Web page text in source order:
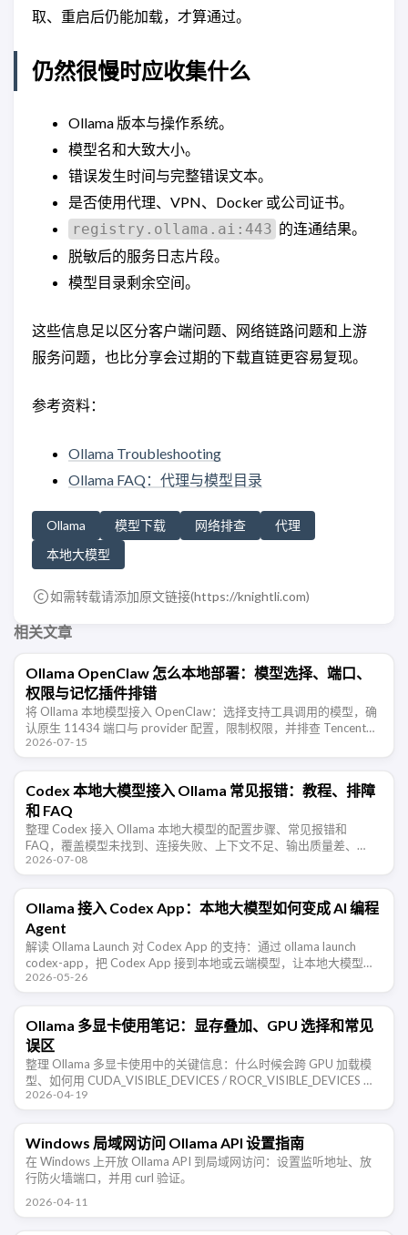
取、重启后仍能加载，才算通过。
仍然很慢时应收集什么
Ollama 版本与操作系统。
模型名和大致大小。
错误发生时间与完整错误文本。
是否使用代理、VPN、Docker 或公司证书。
registry.ollama.ai:443 的连通结果。
脱敏后的服务日志片段。
模型目录剩余空间。
这些信息足以区分客户端问题、网络链路问题和上游
服务问题，也比分享会过期的下载直链更容易复现。
参考资料：
Ollama Troubleshooting
Ollama FAQ：代理与模型目录
Ollama 模型下载 网络排查
代理
本地大模型
如需转载请添加原文链接(https://knightli.com)
相关文章
Ollama OpenClaw 怎么本地部署：模型选择、端口、
权限与记忆插件排错
将 Ollama 本地模型接入 OpenClaw：选择支持工具调用的模型，确
认原生 11434 端口与 provider 配置，限制权限，并排查 TencentDB
Agent Memory 的长期记 …
2026-07-15
Codex 本地大模型接入 Ollama 常见报错：教程、排障
和 FAQ
整理 Codex 接入 Ollama 本地大模型的配置步骤、常见报错和
FAQ，覆盖模型未找到、连接失败、上下文不足、输出质量差、
Windows/WSL 访问等排障场景。
2026-07-08
Ollama 接入 Codex App：本地大模型如何变成 AI 编程
Agent
解读 Ollama Launch 对 Codex App 的支持：通过 ollama launch
codex-app，把 Codex App 接到本地或云端模型，让本地大模型从
聊天工具进入 AI 编 …
2026-05-26
Ollama 多显卡使用笔记：显存叠加、GPU 选择和常见
误区
整理 Ollama 多显卡使用中的关键信息：什么时候会跨 GPU 加载模
型、如何用 CUDA_VISIBLE_DEVICES / ROCR_VISIBLE_DEVICES 限
制显卡、显存是否能叠加、不 …
2026-04-19
Windows 局域网访问 Ollama API 设置指南
在 Windows 上开放 Ollama API 到局域网访问：设置监听地址、放
行防火墙端口，并用 curl 验证。
2026-04-11